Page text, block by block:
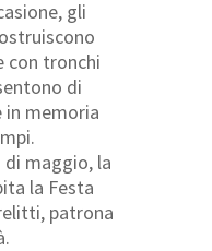
gli
con tronchi
di
memoria
di maggio, la
la Festa
patrona